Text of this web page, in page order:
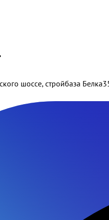
шоссе, стройбаза